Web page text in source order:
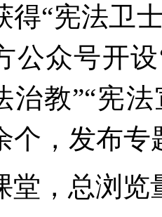
得“宪法卫
公众号开
治教”“宪
个，发布
堂，总浏览